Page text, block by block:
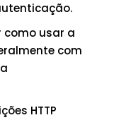
como usar a
com
HTTP